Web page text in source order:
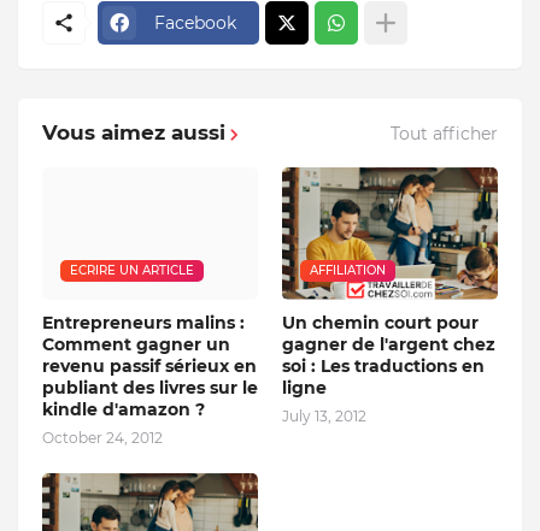
Facebook
Vous aimez aussi Tout afficher
ECRIRE UN ARTICLE
Entrepreneurs malins :
Comment gagner un
revenu passif sérieux en
publiant des livres sur le
kindle d'amazon ?
October 24, 2012
AFFILIATION
Un chemin court pour
gagner de l'argent chez
soi : Les traductions en
ligne
July 13, 2012